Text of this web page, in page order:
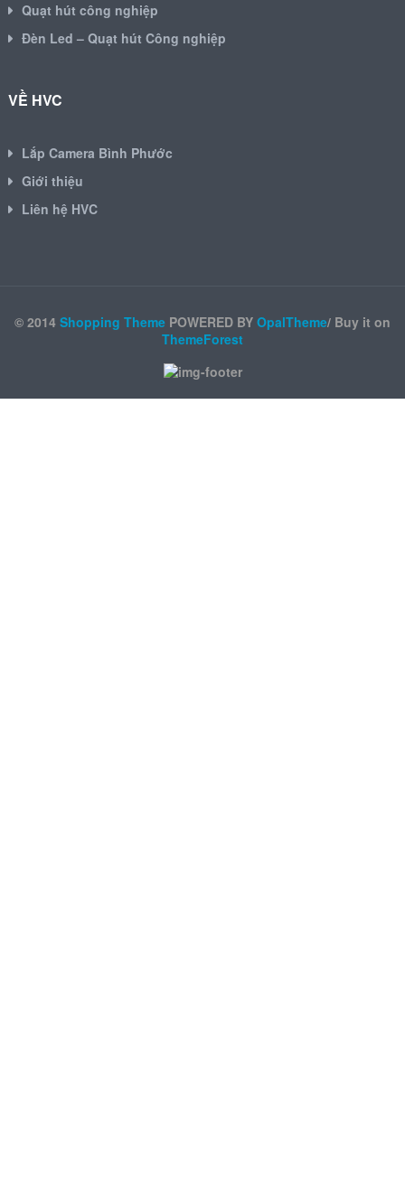
Quạt hút công nghiệp
Đèn Led – Quạt hút Công nghiệp
VỀ HVC
Lắp Camera Bình Phước
Giới thiệu
Liên hệ HVC
© 2014 Shopping Theme POWERED BY OpalTheme/ Buy it on
ThemeForest